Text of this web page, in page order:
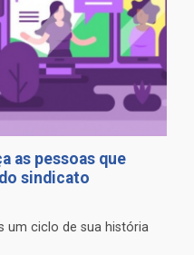
as pessoas que
sindicato
um ciclo de sua história